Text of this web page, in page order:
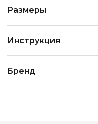
Размеры
Инструкция
Бренд